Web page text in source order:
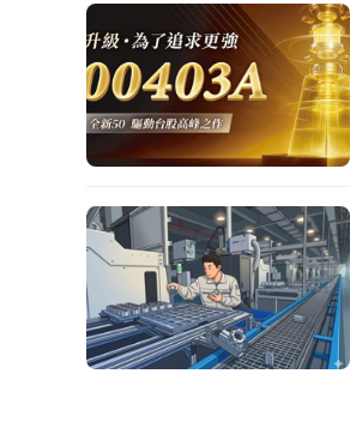
前往00403A 到底該不該買?
前往亞德客 (1590) 在漲什麼？